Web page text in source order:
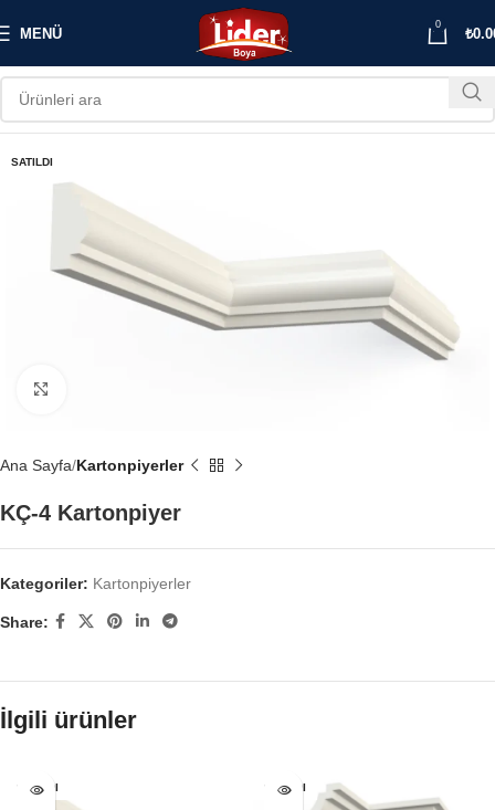
MENÜ
0
₺
SATILDI
Ana Sayfa Kartonpiyerler
KÇ-4 Kartonpiyer
Kategoriler: Kartonpiyerler
Share:
İlgili ürünler
SATILDI SATILDI